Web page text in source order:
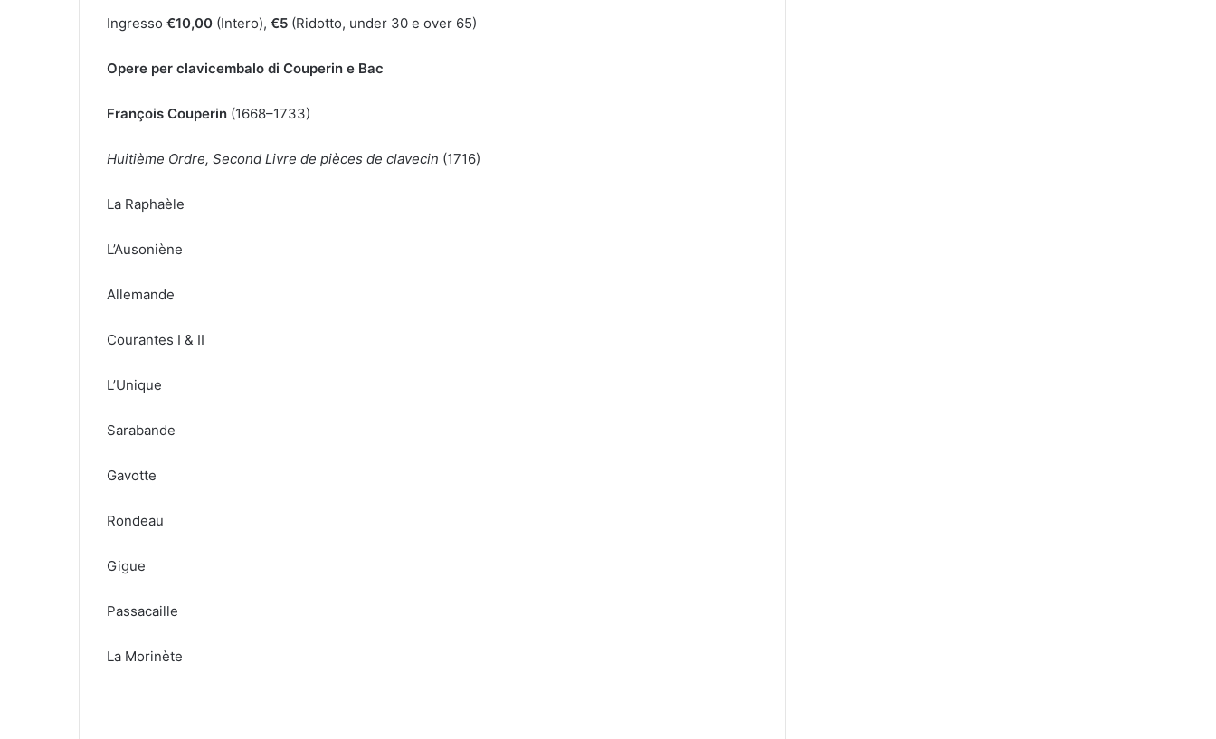
Ingresso €10,00 (Intero), €5 (Ridotto, under 30 e over 65)
Opere per clavicembalo di Couperin e Bac
François Couperin (1668–1733)
Huitième Ordre, Second Livre de pièces de clavecin (1716)
La Raphaèle
L’Ausoniène
Allemande
Courantes I & II
L’Unique
Sarabande
Gavotte
Rondeau
Gigue
Passacaille
La Morinète